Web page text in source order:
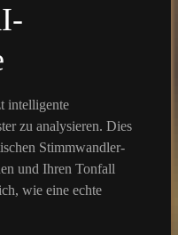
intelligente
zu analysieren. Dies
Stimmwandler-
und Ihren Tonfall
wie eine echte